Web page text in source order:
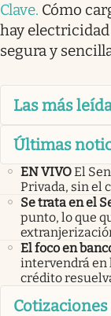
Clave. Cómo
hay electricidad
segura y
Las más
Últimas
EN VIVOEl
Privada, sin el
Se trata en el
punto, lo que
El foco en
intervendrá en
crédito
Cotizaciones